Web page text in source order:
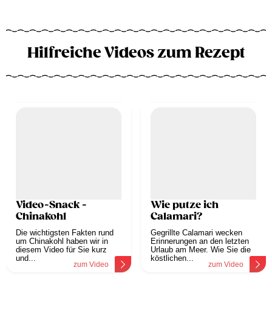
Hilfreiche Videos zum Rezept
Video-Snack -
Chinakohl
Die wichtigsten Fakten rund
um Chinakohl haben wir in
diesem Video für Sie kurz
und...
zum Video
Wie putze ich
Calamari?
Gegrillte Calamari wecken
Erinnerungen an den letzten
Urlaub am Meer. Wie Sie die
köstlichen...
zum Video